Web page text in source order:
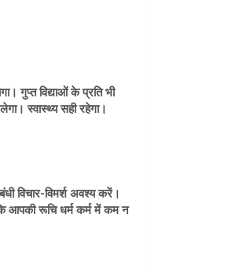
गुप्त विद्याओं के प्रति भी
स्वास्थ्य सही रहेगा।
विचार-विमर्श अवश्य करें।
आपकी रूचि धर्म कर्म में कम न